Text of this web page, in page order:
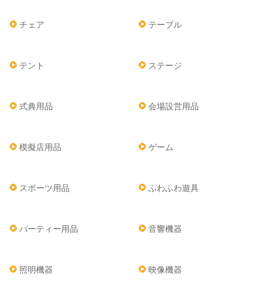
チェア テーブル
テント ステージ
式典用品 会場設営用品
模擬店用品 ゲーム
スポーツ用品 ふわふわ遊具
パーティー用品 音響機器
照明機器 映像機器